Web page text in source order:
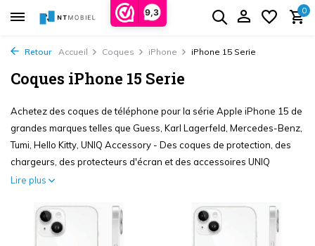
9,3 0
Retour Accueil Coques iPhone iPhone 15 Serie
Coques iPhone 15 Serie
Achetez des coques de téléphone pour la série Apple iPhone 15 de
grandes marques telles que Guess, Karl Lagerfeld, Mercedes-Benz,
Tumi, Hello Kitty, UNIQ Accessory - Des coques de protection, des
chargeurs, des protecteurs d'écran et des accessoires UNIQ
Lire plus